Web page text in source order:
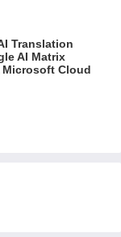
Translation
AI Matrix
Cloud